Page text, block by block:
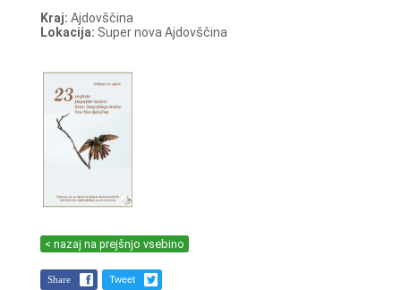
Kraj: Ajdovščina
Lokacija: Super nova Ajdovščina
< nazaj na prejšnjo vsebino
Share Tweet